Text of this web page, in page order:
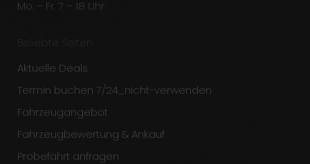
Mo. – Fr. 7 – 18 Uhr
Beliebte Seiten
Aktuelle Deals
Termin buchen 7/24_nicht-verwenden
Fahrzeugangebot
Fahrzeugbewertung & Ankauf
Probefahrt anfragen